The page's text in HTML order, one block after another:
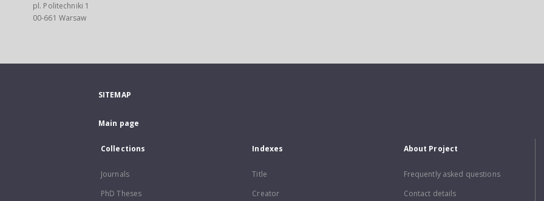
pl. Politechniki 1
00-661 Warsaw
SITEMAP
Main page
Collections
Journals
PhD Theses
Indexes
Title
Creator
About Project
Frequently asked questions
Contact details